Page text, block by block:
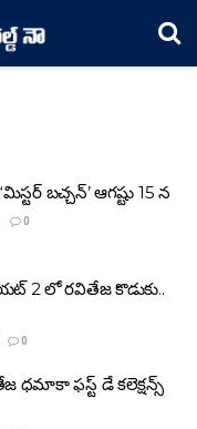
బచ్చన్’ ఆగష్టు 15 న
0
2 లో రవితేజ కొడుకు..
0
ధమాకా ఫస్ట్ డే కలెక్షన్స్